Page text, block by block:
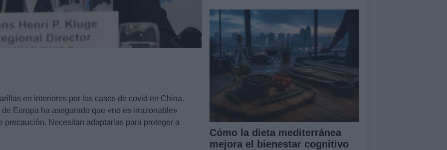
en interiores por los casos de covid en China.
Europa ha asegurado que «no es irrazonable»
precaución. Necesitan adaptarlas para proteger a
Cómo la dieta mediterránea
mejora el bienestar cognitivo